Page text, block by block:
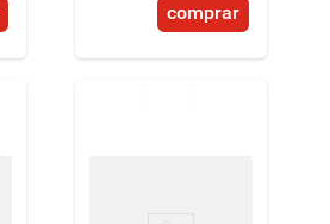
comprar